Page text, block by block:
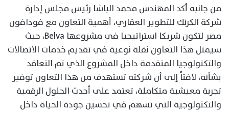
من جانبه أكد المهندس محمد الباشا رئيس مجلس إدارة
شركة الكرنك للتطوير العقاري، أهمية التعاون مع فودافون
مصر لتكون شريكا استراتيجيا في مشروعها Belva، حيث
سيمثل هذا التعاون نقلة نوعية في تقديم خدمات الاتصالات
والتكنولوجيا المتقدمة داخل المشروع الذي تم التعاقد
بشأنه، لافتاً إلى أن شركته تستهدف من هذا التعاون توفير
تجربة معيشية متكاملة، تعتمد على أحدث الحلول الرقمية
والتكنولوجية التي تسهم في تحسين جودة الحياة داخل